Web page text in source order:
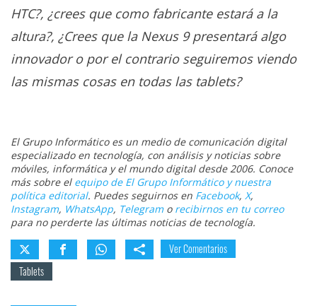
HTC?, ¿crees que como fabricante estará a la
altura?, ¿Crees que la Nexus 9 presentará algo
innovador o por el contrario seguiremos viendo
las mismas cosas en todas las tablets?
El Grupo Informático es un medio de comunicación digital
especializado en tecnología, con análisis y noticias sobre
móviles, informática y el mundo digital desde 2006. Conoce
más sobre el equipo de El Grupo Informático y nuestra
política editorial. Puedes seguirnos en Facebook, X,
Instagram, WhatsApp, Telegramo recibirnos en tu correo
para no perderte las últimas noticias de tecnología.
Ver Comentarios
Tablets